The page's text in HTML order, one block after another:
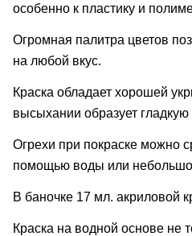
особенно к пластику и
Огромная палитра цветов
на любой вкус.
Краска обладает хорошей
высыхании образует
Огрехи при покраске можно
помощью воды или
В баночке 17 мл. акриловой
Краска на водной основе не